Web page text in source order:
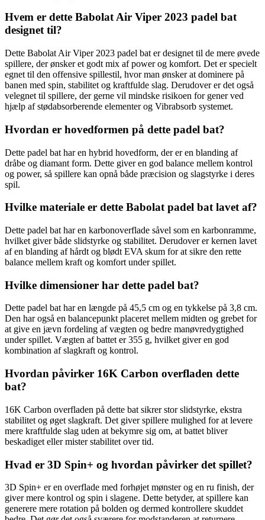
Hvem er dette Babolat Air Viper 2023 padel bat
designet til?
Dette Babolat Air Viper 2023 padel bat er designet til de mere øvede
spillere, der ønsker et godt mix af power og komfort. Det er specielt
egnet til den offensive spillestil, hvor man ønsker at dominere på
banen med spin, stabilitet og kraftfulde slag. Derudover er det også
velegnet til spillere, der gerne vil mindske risikoen for gener ved
hjælp af stødabsorberende elementer og Vibrabsorb systemet.
Hvordan er hovedformen på dette padel bat?
Dette padel bat har en hybrid hovedform, der er en blanding af
dråbe og diamant form. Dette giver en god balance mellem kontrol
og power, så spillere kan opnå både præcision og slagstyrke i deres
spil.
Hvilke materiale er dette Babolat padel bat lavet af?
Dette padel bat har en karbonoverflade såvel som en karbonramme,
hvilket giver både slidstyrke og stabilitet. Derudover er kernen lavet
af en blanding af hårdt og blødt EVA skum for at sikre den rette
balance mellem kraft og komfort under spillet.
Hvilke dimensioner har dette padel bat?
Dette padel bat har en længde på 45,5 cm og en tykkelse på 3,8 cm.
Den har også en balancepunkt placeret mellem midten og grebet for
at give en jævn fordeling af vægten og bedre manøvredygtighed
under spillet. Vægten af ​​battet er 355 g, hvilket giver en god
kombination af slagkraft og kontrol.
Hvordan påvirker 16K Carbon overfladen dette
bat?
16K Carbon overfladen på dette bat sikrer stor slidstyrke, ekstra
stabilitet og øget slagkraft. Det giver spillere mulighed for at levere
mere kraftfulde slag uden at bekymre sig om, at battet bliver
beskadiget eller mister stabilitet over tid.
Hvad er 3D Spin+ og hvordan påvirker det spillet?
3D Spin+ er en overflade med forhøjet mønster og en ru finish, der
giver mere kontrol og spin i slagene. Dette betyder, at spillere kan
generere mere rotation på bolden og dermed kontrollere skuddet